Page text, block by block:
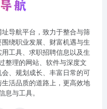
导航平台，致力于整合与筛
绕职业发展、财富机遇与生
工具、求职招聘信息以及生
整理的网站、软件与深度文
、规划成长、丰富日常的可
活品质的道路上，更高效地
息与工具。